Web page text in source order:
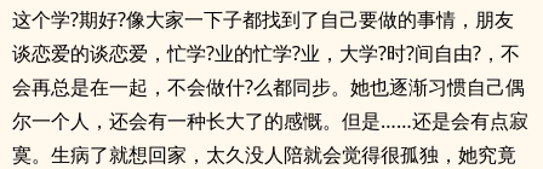
这个学?期好?像大家一下子都找到了自己要做的事情，朋友
谈恋爱的谈恋爱，忙学?业的忙学?业，大学?时?间自由?，不
会再总是在一起，不会做什?么都同步。她也逐渐习惯自己偶
尔一个人，还会有一种长大了的感慨。但是……还是会有点寂
寞。生病了就想回家，太久没人陪就会觉得很孤独，她究竟